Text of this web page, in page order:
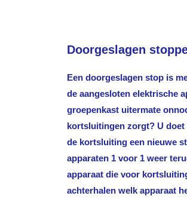
Doorgeslagen
Een doorgeslagen stop is
de aangesloten elektrische
groepenkast uitermate
kortsluitingen zorgt? U doet
de kortsluiting een nieuwe
apparaten 1 voor 1 weer
apparaat die voor
achterhalen welk apparaat